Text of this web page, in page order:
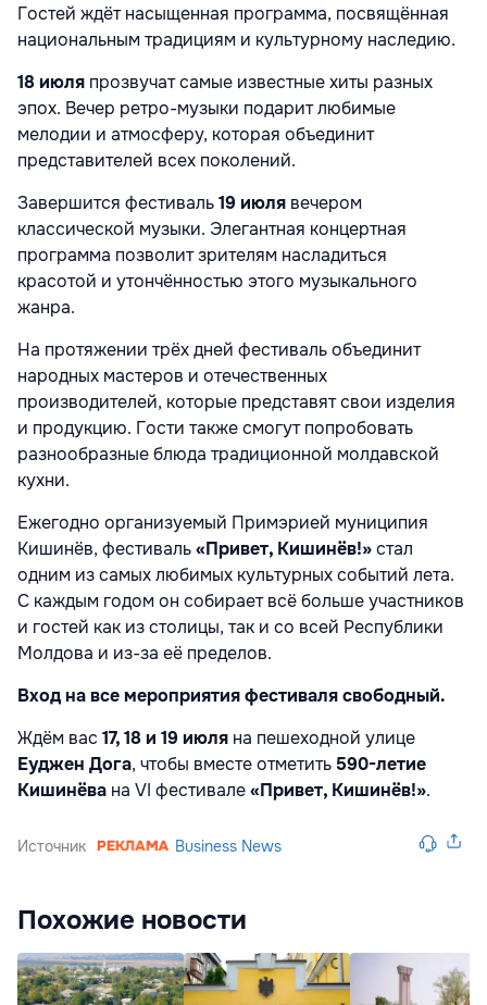
Гостей ждёт насыщенная программа, посвящённая
национальным традициям и культурному наследию.
18 июля прозвучат самые известные хиты разных
эпох. Вечер ретро-музыки подарит любимые
мелодии и атмосферу, которая объединит
представителей всех поколений.
Завершится фестиваль19 июля вечером
классической музыки. Элегантная концертная
программа позволит зрителям насладиться
красотой и утончённостью этого музыкального
жанра.
На протяжении трёх дней фестиваль объединит
народных мастеров и отечественных
производителей, которые представят свои изделия
и продукцию. Гости также смогут попробовать
разнообразные блюда традиционной молдавской
кухни.
Ежегодно организуемый Примэрией муниципия
Кишинёв, фестиваль«Привет, Кишинёв!»стал
одним из самых любимых культурных событий лета.
С каждым годом он собирает всё больше участников
и гостей как из столицы, так и со всей Республики
Молдова и из-за её пределов.
Вход на все мероприятия фестиваля свободный.
Ждём вас 17, 18 и 19 июля на пешеходной улице
Еуджен Дога, чтобы вместе отметить 590-летие
Кишинёва на VI фестивале«Привет, Кишинёв!».
Источник Business News
Похожие новости